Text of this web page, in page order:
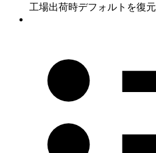
工場出荷時デフォルトを復元